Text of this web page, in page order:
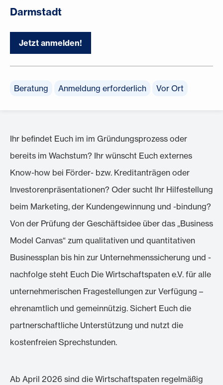
Darmstadt
Jetzt anmelden!
Beratung Anmeldung erforderlich Vor Ort
Ihr befindet Euch im im Gründungsprozess oder
bereits im Wachstum? Ihr wünscht Euch externes
Know-how bei Förder- bzw. Kreditanträgen oder
Investorenpräsentationen? Oder sucht Ihr Hilfestellung
beim Marketing, der Kundengewinnung und -bindung?
Von der Prüfung der Geschäftsidee über das „Business
Model Canvas“ zum qualitativen und quantitativen
Businessplan bis hin zur Unternehmenssicherung und -
nachfolge steht Euch Die Wirtschaftspaten e.V. für alle
unternehmerischen Fragestellungen zur Verfügung –
ehrenamtlich und gemeinnützig. Sichert Euch die
partnerschaftliche Unterstützung und nutzt die
kostenfreien Sprechstunden.
Ab April 2026 sind die Wirtschaftspaten regelmäßig